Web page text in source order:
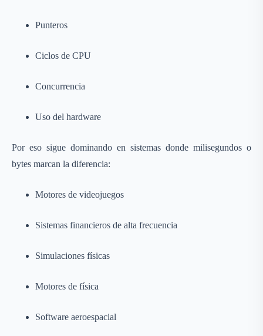
Punteros
Ciclos de CPU
Concurrencia
Uso del hardware
Por eso sigue dominando en sistemas donde milisegundos o
bytes marcan la diferencia:
Motores de videojuegos
Sistemas financieros de alta frecuencia
Simulaciones físicas
Motores de física
Software aeroespacial